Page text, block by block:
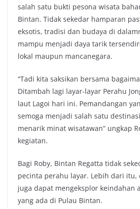
salah satu bukti pesona wisata
Bintan. Tidak sekedar hamparan
eksotis, tradisi dan budaya di
mampu menjadi daya tarik
lokal maupun mancanegara.
“Tadi kita saksikan bersama
Ditambah lagi layar-layar Perahu
laut Lagoi hari ini. Pemandangan
semoga menjadi salah satu
menarik minat wisatawan” ungkap
kegiatan.
Bagi Roby, Bintan Regatta tidak
pecinta perahu layar. Lebih dari itu,
juga dapat mengeksplor keindahan
yang ada di Pulau Bintan.